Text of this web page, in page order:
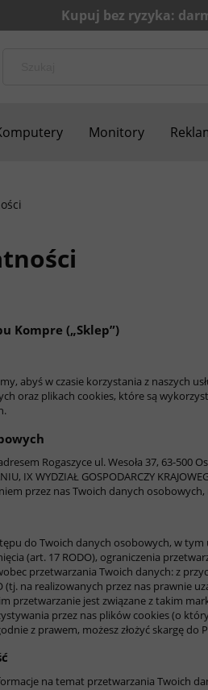
Monitory
Kompre („Sklep”)
abyś w czasie korzystania z naszych
oraz plikach cookies, które są
Rogaszyce ul. Wesoła 37, 63-
IX WYDZIAŁ GOSPODARCZY
przez nas Twoich danych
do Twoich danych osobowych, w
(art. 17 RODO), ograniczenia
przetwarzania Twoich danych: z
(tj. na realizowanych przez nas prawnie
przetwarzanie jest związane z takim
przez nas plików cookies (o
z prawem, możesz złożyć skargę
na temat przetwarzania Twoich